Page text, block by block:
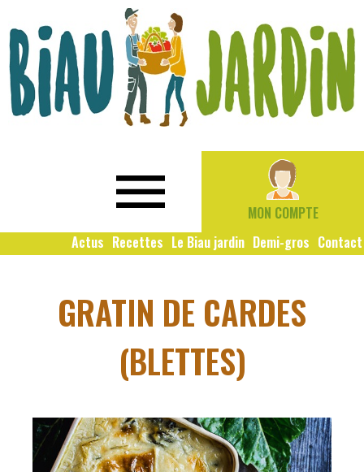
MON COMPTE
Actus Recettes Le Biau jardin Demi-gros Contact
GRATIN DE CARDES
(BLETTES)